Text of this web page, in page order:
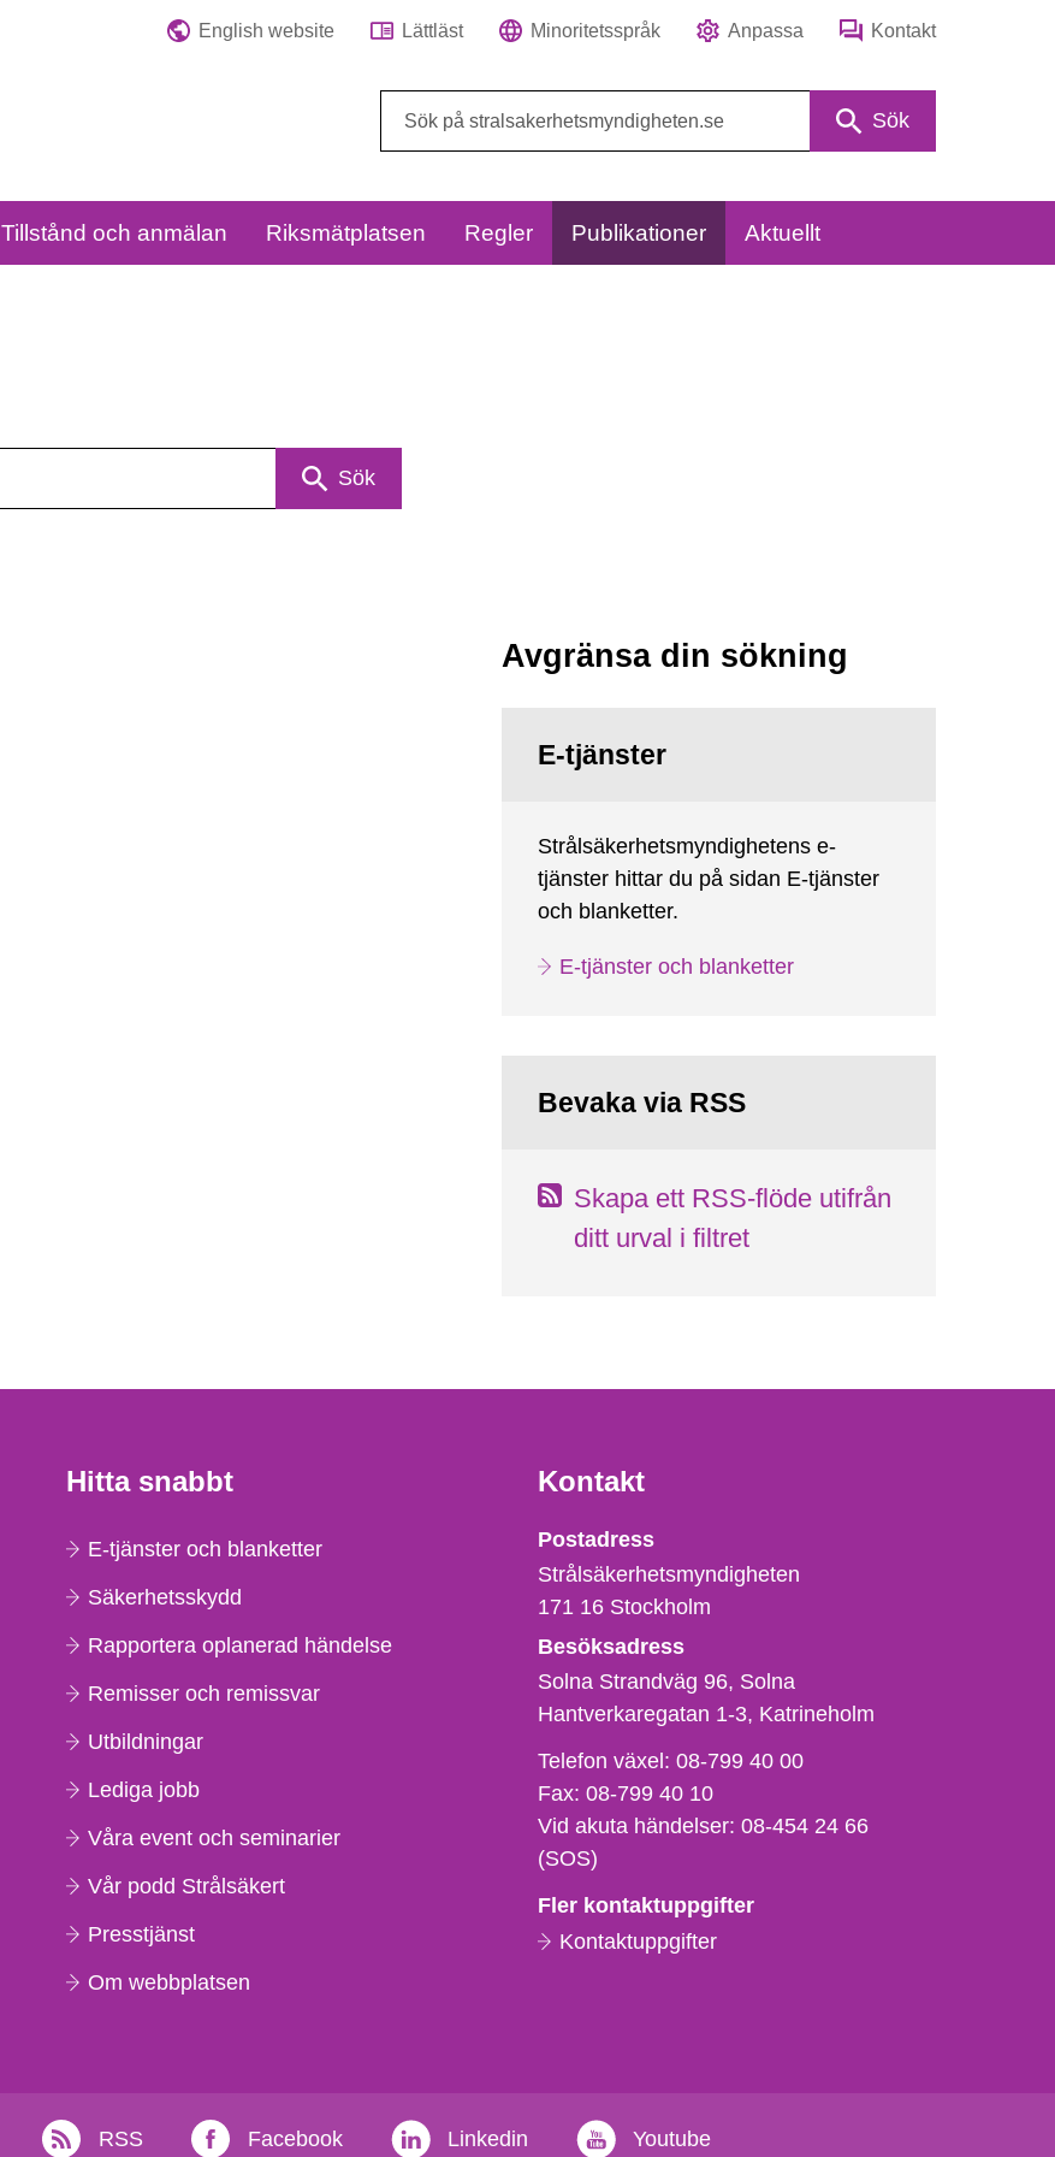
English website Lättläst Minoritetsspråk Anpassa Kontakt
Sök
Tillstånd och anmälan Riksmätplatsen Regler Publikationer Aktuellt
Sök
Avgränsa din sökning
E-tjänster
Strålsäkerhetsmyndighetens e-
tjänster hittar du på sidan E-tjänster
och blanketter.
E-tjänster och blanketter
Bevaka via RSS
Skapa ett RSS-flöde utifrån
ditt urval i filtret
Hitta snabbt
E-tjänster och blanketter
Säkerhetsskydd
Rapportera oplanerad händelse
Remisser och remissvar
Utbildningar
Lediga jobb
Våra event och seminarier
Vår podd Strålsäkert
Presstjänst
Om webbplatsen
Kontakt
Strålsäkerhetsmyndigheten
Postadress
Strålsäkerhetsmyndigheten
171 16 Stockholm
Besöksadress
Solna Strandväg 96, Solna
Hantverkaregatan 1-3 Katrineholm
Telefon,
fax
och
e-
Telefon växel:08-799 40 00
Fax:08-799 40 10
Vid akuta händelser:08-454 24 66
(SOS)
Fler kontaktuppgifter
Kontaktuppgifter
RSS Facebook Linkedin Youtube